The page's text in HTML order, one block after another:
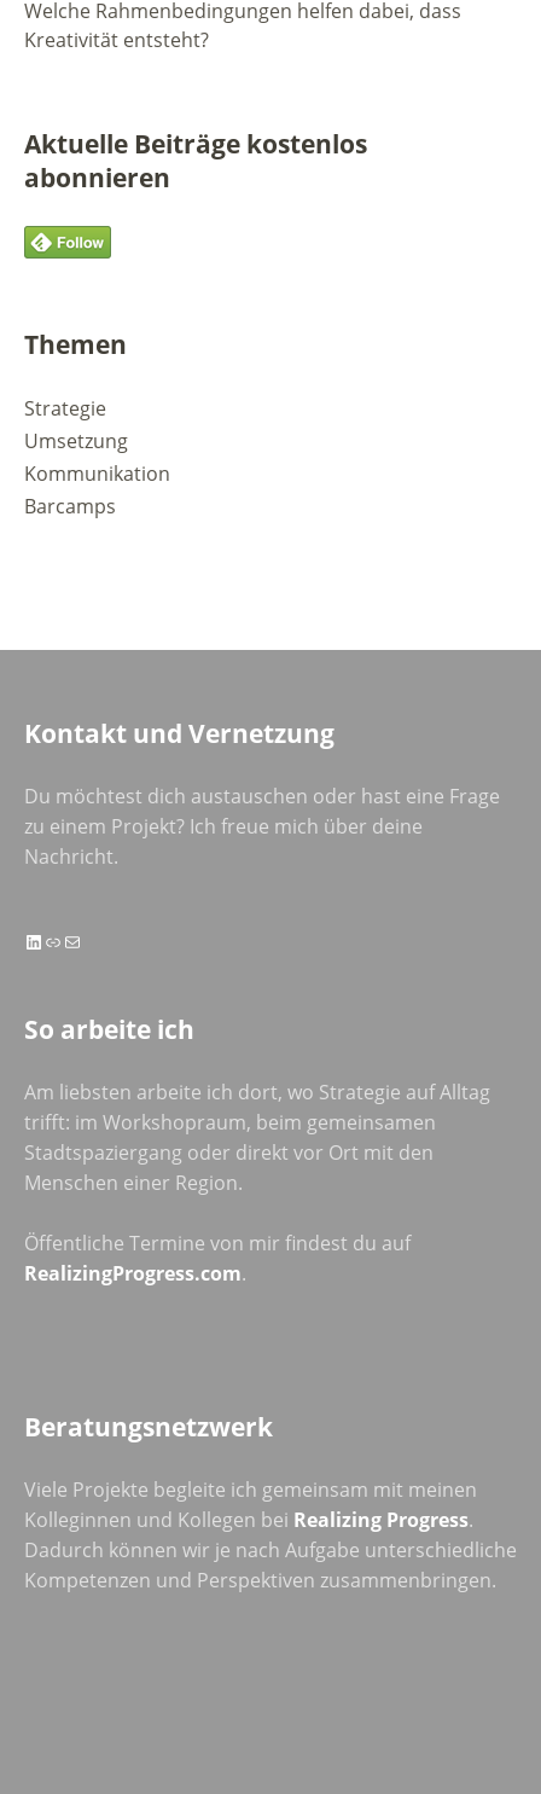
Welche Rahmenbedingungen helfen dabei, dass
Kreativität entsteht?
Aktuelle Beiträge kostenlos
abonnieren
Themen
Strategie
Umsetzung
Kommunikation
Barcamps
Kontakt und Vernetzung
Du möchtest dich austauschen oder hast eine Frage
zu einem Projekt? Ich freue mich über deine
Nachricht.
LinkedIn
LinkE-Mail
So arbeite ich
Am liebsten arbeite ich dort, wo Strategie auf Alltag
trifft: im Workshopraum, beim gemeinsamen
Stadtspaziergang oder direkt vor Ort mit den
Menschen einer Region.
Öffentliche Termine von mir findest du auf
RealizingProgress.com.
Beratungsnetzwerk
Viele Projekte begleite ich gemeinsam mit meinen
Kolleginnen und Kollegen bei Realizing Progress.
Dadurch können wir je nach Aufgabe unterschiedliche
Kompetenzen und Perspektiven zusammenbringen.